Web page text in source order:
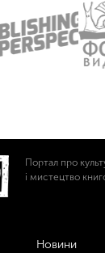
Портал про
і мистецтво
Новини